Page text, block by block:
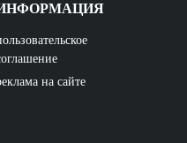
на сайте